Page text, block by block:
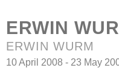
ERWIN
ERWIN WURM
10 April 2008 - 23 May